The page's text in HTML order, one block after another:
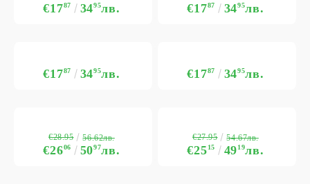
€1787 3495лв. €1787 3495лв.
€1787 3495лв. €1787 3495лв.
€2606 5097лв.
€28.95 56.62лв.
€2515 4919лв.
€27.95 54.67лв.